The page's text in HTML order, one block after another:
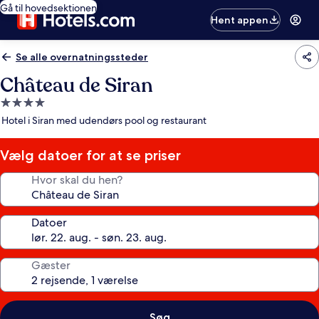
Gå til hovedsektionen
Hent appen
Se alle overnatningssteder
Château de Siran
4.0-
stjernet
Hotel i Siran med udendørs pool og restaurant
Vælg datoer for at se priser
Hvor skal du hen?
Datoer
Gæster